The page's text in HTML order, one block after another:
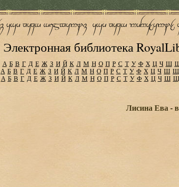
Электронная библиотека
А Б В Г Д Е Ж З И Й К Л М Н О П Р С Т У Ф Х Ц Ч Ш
А Б В Г Д Е Ж З И Й К Л М Н О П Р С Т У Ф Х Ц Ч Ш Щ
А Б В Г Д Е Ж З И Й К Л М Н О П Р С Т У Ф Х Ц Ч Ш Щ
Лисина Ева -